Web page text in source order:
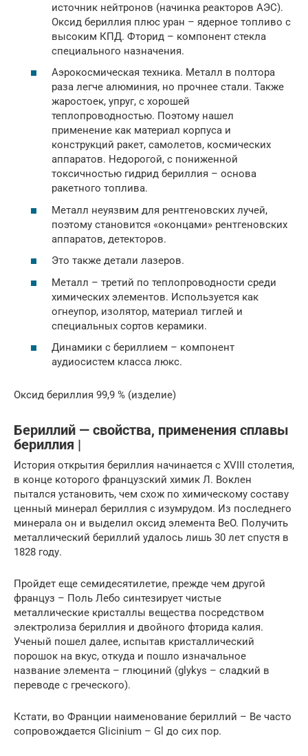
источник нейтронов (начинка реакторов АЭС).
Оксид бериллия плюс уран – ядерное топливо с
высоким КПД. Фторид – компонент стекла
специального назначения.
Аэрокосмическая техника. Металл в полтора
раза легче алюминия, но прочнее стали. Также
жаростоек, упруг, с хорошей
теплопроводностью. Поэтому нашел
применение как материал корпуса и
конструкций ракет, самолетов, космических
аппаратов. Недорогой, с пониженной
токсичностью гидрид бериллия – основа
ракетного топлива.
Металл неуязвим для рентгеновских лучей,
поэтому становится «оконцами» рентгеновских
аппаратов, детекторов.
Это также детали лазеров.
Металл – третий по теплопроводности среди
химических элементов. Используется как
огнеупор, изолятор, материал тиглей и
специальных сортов керамики.
Динамики с бериллием – компонент
аудиосистем класса люкс.
Оксид бериллия 99,9 % (изделие)
Бериллий — свойства, применения сплавы
бериллия |
История открытия бериллия начинается с XVIII столетия,
в конце которого французский химик Л. Воклен
пытался установить, чем схож по химическому составу
ценный минерал бериллия с изумрудом. Из последнего
минерала он и выделил оксид элемента BeO. Получить
металлический бериллий удалось лишь 30 лет спустя в
1828 году.
Пройдет еще семидесятилетие, прежде чем другой
француз – Поль Лебо синтезирует чистые
металлические кристаллы вещества посредством
электролиза бериллия и двойного фторида калия.
Ученый пошел далее, испытав кристаллический
порошок на вкус, откуда и пошло изначальное
название элемента – глюциний (glykуs – сладкий в
переводе с греческого).
Кстати, во Франции наименование бериллий – Be часто
сопровождается Glicinium – Gl до сих пор.